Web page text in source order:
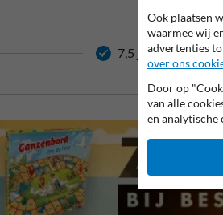
7,5 jaar garantie
Ook plaatsen
waarmee wij
advertenties
over ons
Door op
van alle
en analytische